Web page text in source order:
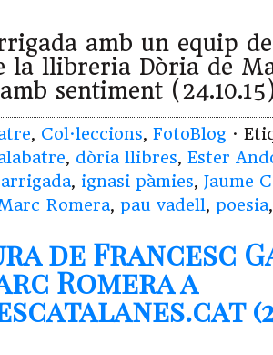
amb un equip
la llibreria Dòria de
sentiment
, Col·leccions, FotoBlog ·
, dòria llibres, Ester
, ignasi pàmies, Jaume
Romera, pau vadell, poesia
de Francesc
Romera a